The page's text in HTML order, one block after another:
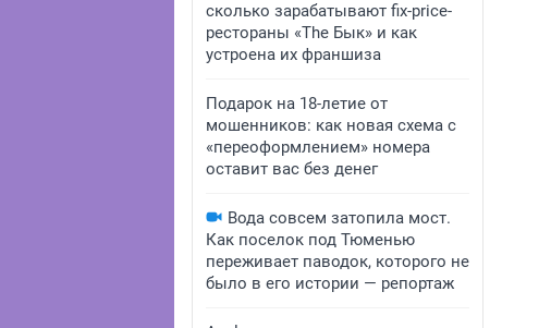
сколько зарабатывают fix-price-
рестораны «The Бык» и как
устроена их франшиза
Подарок на 18-летие от
мошенников: как новая схема с
«переоформлением» номера
оставит вас без денег
Вода совсем затопила мост.
Как поселок под Тюменью
переживает паводок, которого не
было в его истории — репортаж